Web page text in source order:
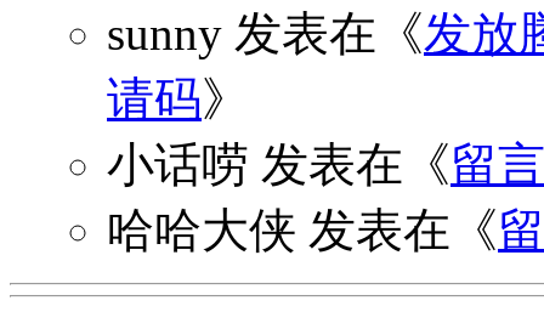
sunny 发表在《发放
请码》
小话唠 发表在《留
哈哈大侠 发表在《